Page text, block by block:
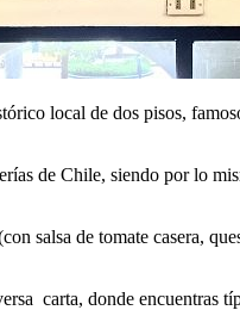
local de dos pisos,
de Chile, siendo por lo
salsa de tomate casera,
carta, donde